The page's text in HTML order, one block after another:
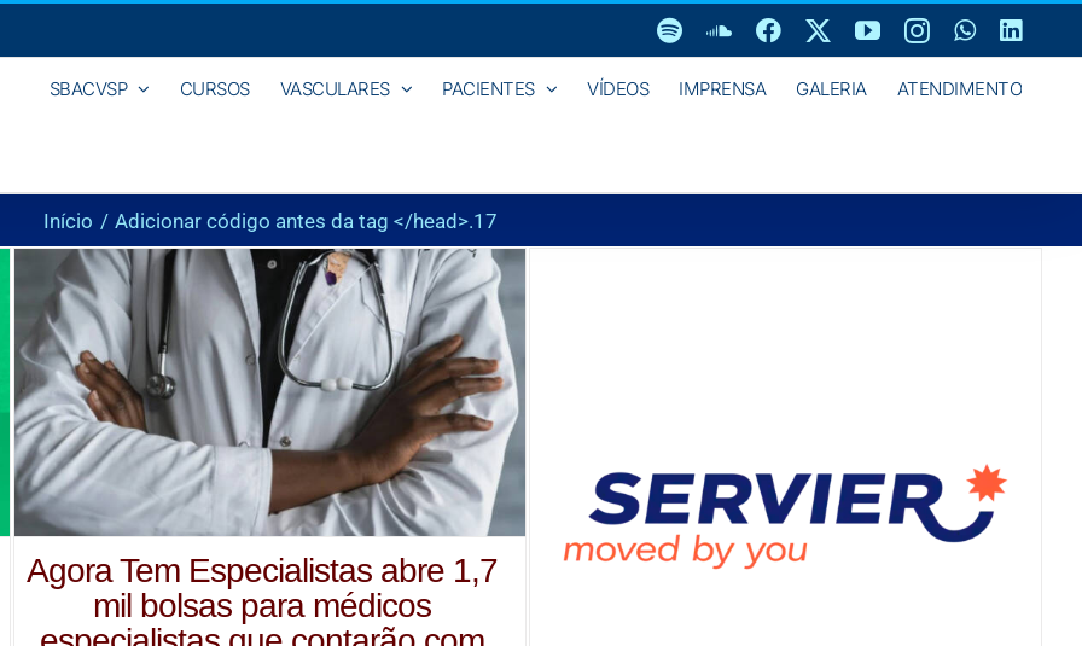
SpotifySoundCloud
FacebookYouTubeInstagram
SBACVSP CURSOS VASCULARES PACIENTES VÍDEOS IMPRENSA GALERIA ATENDIMENTO
Início Adicionar código antes da tag </head>.17
Agora Tem Especialistas abre 1,7
mil bolsas para médicos